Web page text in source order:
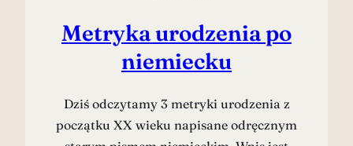
Metryka urodzenia po
niemiecku
Dziś odczytamy 3 metryki urodzenia z
początku XX wieku napisane odręcznym